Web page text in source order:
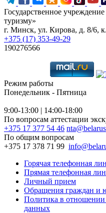
Государственное
туризму»
г. Минск, ул. Кирова, д. 8/6,
+375 (17) 353-49-29
190276566
Режим работы
Понедельник - Пятница
9:00-13:00 | 14:00-18:00
По вопросам аттестации
+375 17 377 54 46
По общим вопросам
+375 17 378 71 99
Горячая телефонная
Прямая телефонная
Личный прием
Обращения граждан и
Политика в отношении
данных